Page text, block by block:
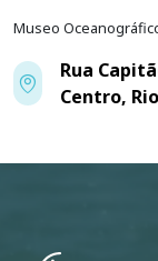
Museo
Rua
Centro,